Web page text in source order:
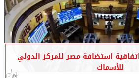
استضافة مصر للمركز الدولي
للأسماك